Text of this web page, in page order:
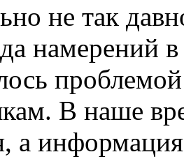
нe так
намерений
В наше
а